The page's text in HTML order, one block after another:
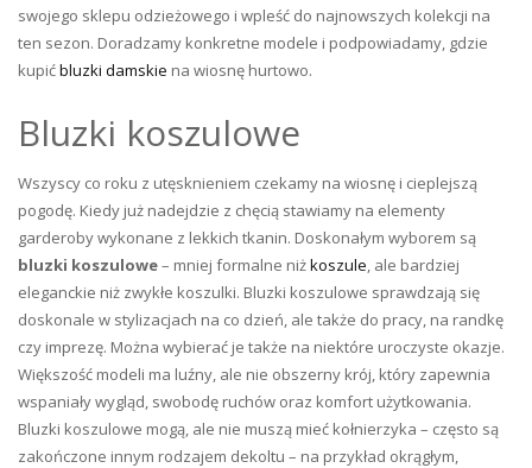
swojego sklepu odzieżowego i wpleść do najnowszych kolekcji na
ten sezon. Doradzamy konkretne modele i podpowiadamy, gdzie
kupićbluzki damskie na wiosnę hurtowo.
Bluzki koszulowe
Wszyscy co roku z utęsknieniem czekamy na wiosnę i cieplejszą
pogodę. Kiedy już nadejdzie z chęcią stawiamy na elementy
garderoby wykonane z lekkich tkanin. Doskonałym wyborem są
bluzki koszulowe– mniej formalne niżkoszule, ale bardziej
eleganckie niż zwykłe koszulki. Bluzki koszulowe sprawdzają się
doskonale w stylizacjach na co dzień, ale także do pracy, na randkę
czy imprezę. Można wybierać je także na niektóre uroczyste okazje.
Większość modeli ma luźny, ale nie obszerny krój, który zapewnia
wspaniały wygląd, swobodę ruchów oraz komfort użytkowania.
Bluzki koszulowe mogą, ale nie muszą mieć kołnierzyka – często są
zakończone innym rodzajem dekoltu – na przykład okrągłym,